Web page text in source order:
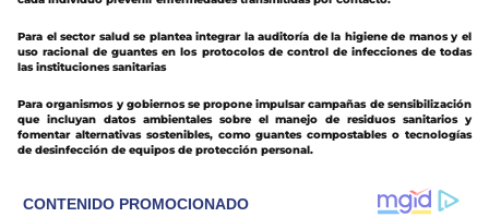
Para el sector salud se plantea integrar la auditoría de la higiene de manos y el
uso racional de guantes en los protocolos de control de infecciones de todas
las instituciones sanitarias
Para organismos y gobiernos se propone impulsar campañas de sensibilización
que incluyan datos ambientales sobre el manejo de residuos sanitarios y
fomentar alternativas sostenibles, como guantes compostables o tecnologías
de desinfección de equipos de protección personal.